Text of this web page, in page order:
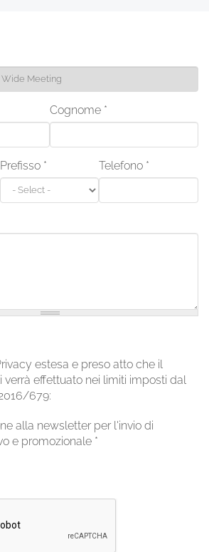
Cognome *
Prefisso * Telefono *
estesa e preso atto che il
effettuato nei limiti imposti dal
679:
alla newsletter per l'invio di
e promozionale *